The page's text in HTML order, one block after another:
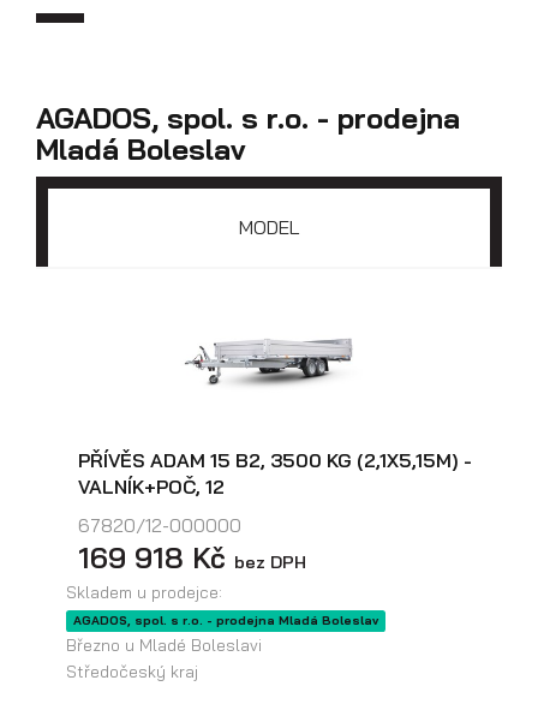
Přepravníky minibagrů
AGADOS, spol. s r.o. - prodejna
Mladá Boleslav
MODEL
PŘÍVĚS ADAM 15 B2, 3500 KG (2,1X5,15M) -
VALNÍK+POČ, 12
67820/12-000000
169 918 Kč bez DPH
Skladem u prodejce:
AGADOS, spol. s r.o. - prodejna Mladá Boleslav
Březno u Mladé Boleslavi
Středočeský kraj